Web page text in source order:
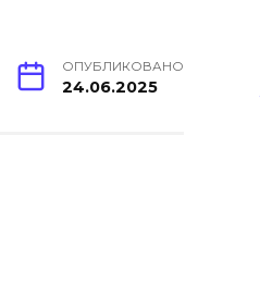
ОПУБЛИКОВАНО
24.06.2025